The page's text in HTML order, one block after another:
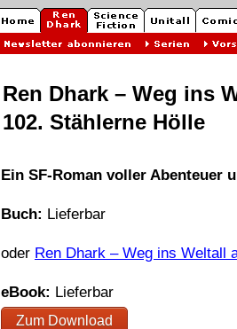
Ren Dhark – Weg ins
102. Stählerne Hölle
Ein SF-Roman voller Abenteuer
Buch: Lieferbar
oder Ren Dhark – Weg ins Weltall
eBook: Lieferbar
Zum Download